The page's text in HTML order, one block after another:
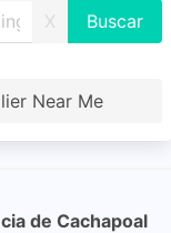
X
Near Me
de Cachapoal